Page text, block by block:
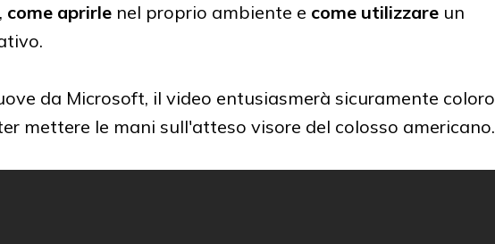
come aprirle nel proprio ambiente e come utilizzare un
da Microsoft, il video entusiasmerà sicuramente coloro
mettere le mani sull'atteso visore del colosso americano.